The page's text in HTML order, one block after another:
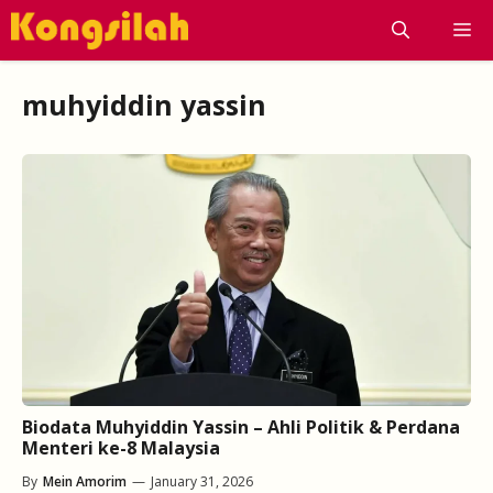
Skip
muhyiddin yassin
Biodata Muhyiddin Yassin – Ahli Politik & Perdana
Menteri ke-8 Malaysia
By Mein Amorim — January 31, 2026